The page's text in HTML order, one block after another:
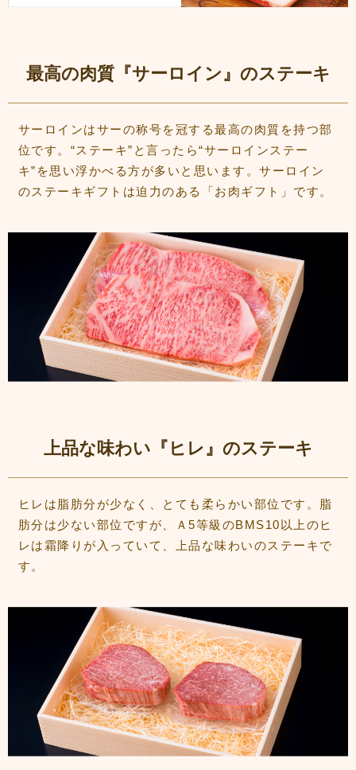
最高の肉質『サーロイン』のステーキ
サーロインはサーの称号を冠する最高の肉質を持つ部
位です。“ステーキ”と言ったら“サーロインステー
キ”を思い浮かべる方が多いと思います。サーロイン
のステーキギフトは迫力のある「お肉ギフト」です。
上品な味わい『ヒレ』のステーキ
ヒレは脂肪分が少なく、とても柔らかい部位です。脂
肪分は少ない部位ですが、Ａ5等級のBMS10以上のヒ
レは霜降りが入っていて、上品な味わいのステーキで
す。